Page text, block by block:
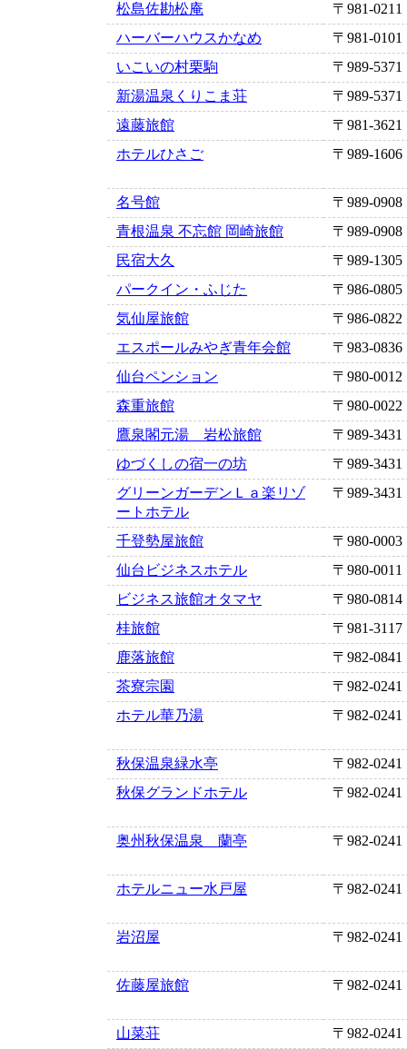
松島佐勘松庵
〒981-0211
ハーバーハウスかなめ
〒981-0101
いこいの村栗駒
〒989-5371
新湯温泉くりこま荘
〒989-5371
遠藤旅館
〒981-3621
ホテルひさご
〒989-1606
名号館
〒989-0908
青根温泉 不忘館 岡崎旅館
〒989-0908
民宿大久
〒989-1305
パークイン・ふじた
〒986-0805
気仙屋旅館
〒986-0822
エスポールみやぎ青年会館
〒983-0836
仙台ペンション
〒980-0012
森重旅館
〒980-0022
鷹泉閣元湯 岩松旅館
〒989-3431
ゆづくしの宿一の坊
〒989-3431
グリーンガーデンＬａ楽リゾ
ートホテル
〒989-3431
千登勢屋旅館
〒980-0003
仙台ビジネスホテル
〒980-0011
ビジネス旅館オタマヤ
〒980-0814
桂旅館
〒981-3117
鹿落旅館
〒982-0841
茶寮宗園
〒982-0241
ホテル華乃湯
〒982-0241
秋保温泉緑水亭
〒982-0241
秋保グランドホテル
〒982-0241
奥州秋保温泉 蘭亭 〒982-0241
ホテルニュー水戸屋 〒982-0241
岩沼屋 〒982-0241
佐藤屋旅館 〒982-0241
山菜荘
〒982-0241